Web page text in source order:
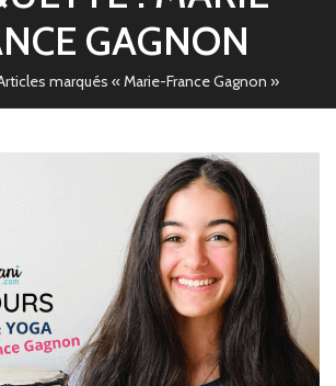
GAGNON
marqués « Marie-France Gagnon »